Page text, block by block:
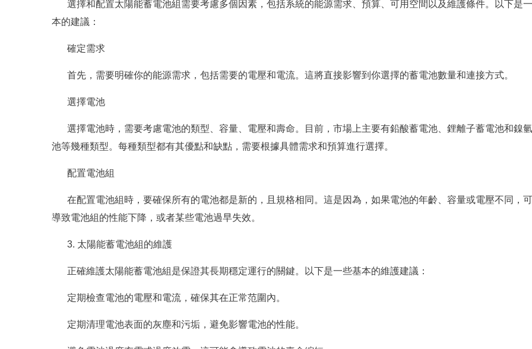
選擇和配置太陽能蓄電池組需要考慮多個因素，包括系統的能源需求、預算、可用空間以及維護條件。以下是
本的建議：
確定需求
首先，需要明確你的能源需求，包括需要的電壓和電流。這將直接影響到你選擇的蓄電池數量和連接方式。
選擇電池
選擇電池時，需要考慮電池的類型、容量、電壓和壽命。目前，市場上主要有鉛酸蓄電池、鋰離子蓄電池和鎳
池等幾種類型。每種類型都有其優點和缺點，需要根據具體需求和預算進行選擇。
配置電池組
在配置電池組時，要確保所有的電池都是新的，且規格相同。這是因為，如果電池的年齡、容量或電壓不同，
導致電池組的性能下降，或者某些電池過早失效。
3. 太陽能蓄電池組的維護
正確維護太陽能蓄電池組是保證其長期穩定運行的關鍵。以下是一些基本的維護建議：
定期檢查電池的電壓和電流，確保其在正常范圍內。
定期清理電池表面的灰塵和污垢，避免影響電池的性能。